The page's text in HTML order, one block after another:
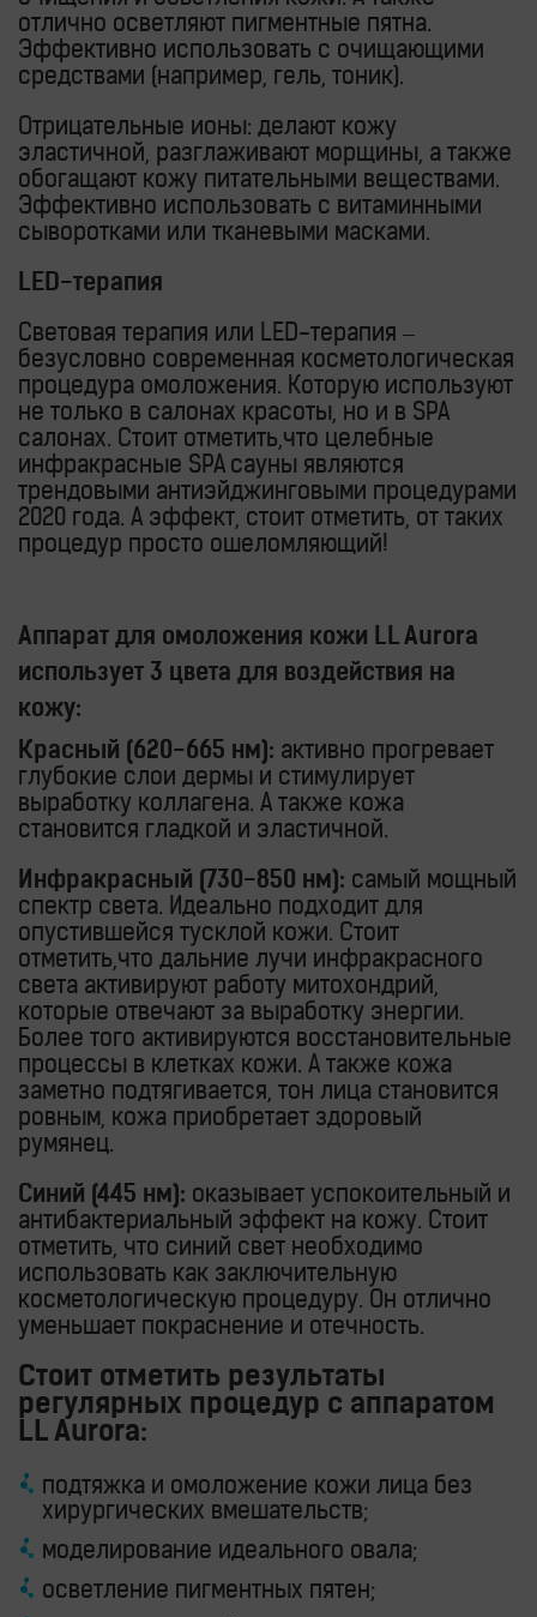
отлично осветляют пигментные пятна.
Эффективно использовать с очищающими
средствами (например, гель, тоник).
Отрицательные ионы: делают кожу
эластичной, разглаживают морщины, а также
обогащают кожу питательными веществами.
Эффективно использовать с витаминными
сыворотками или тканевыми масками.
LED-терапия
Световая терапия или LED-терапия –
безусловно современная косметологическая
процедура омоложения. Которую используют
не только в салонах красоты, но и в SPA
салонах. Стоит отметить,что целебные
инфракрасные SPA сауны являются
трендовыми антиэйджинговыми процедурами
2020 года. А эффект, стоит отметить, от таких
процедур просто ошеломляющий!
Аппарат для омоложения кожи LL Aurora
использует 3 цвета для воздействия на
кожу:
Красный (620-665 нм): активно прогревает
глубокие слои дермы и стимулирует
выработку коллагена. А также кожа
становится гладкой и эластичной.
Инфракрасный (730-850 нм): самый мощный
спектр света. Идеально подходит для
опустившейся тусклой кожи. Стоит
отметить,что дальние лучи инфракрасного
света активируют работу митохондрий,
которые отвечают за выработку энергии.
Более того активируются восстановительные
процессы в клетках кожи. А также кожа
заметно подтягивается, тон лица становится
ровным, кожа приобретает здоровый
румянец.
Синий (445 нм): оказывает успокоительный и
антибактериальный эффект на кожу. Стоит
отметить, что синий свет необходимо
использовать как заключительную
косметологическую процедуру. Он отлично
уменьшает покраснение и отечность.
Стоит отметить результаты
регулярных процедур с аппаратом
LL Aurora:
подтяжка и омоложение кожи лица без
хирургических вмешательств;
моделирование идеального овала;
осветление пигментных пятен;